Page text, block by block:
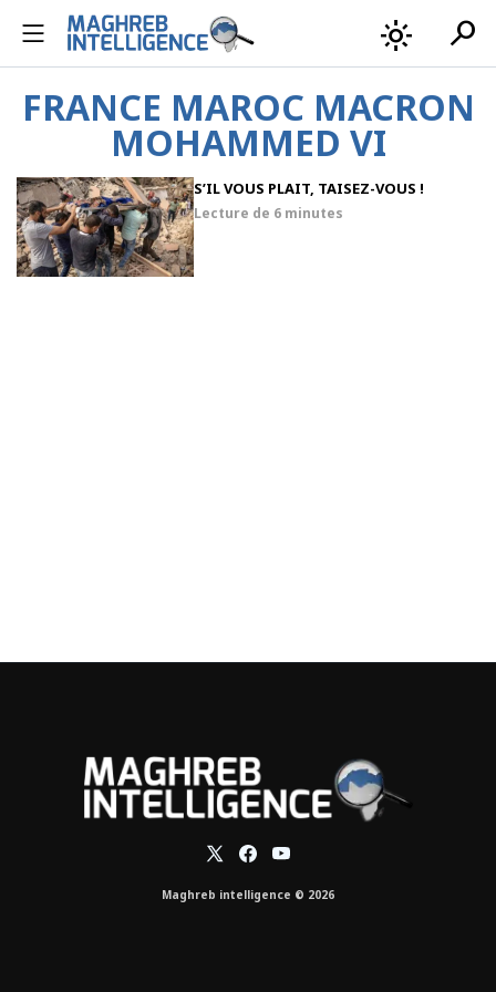
light_mode search
FRANCE MAROC MACRON
MOHAMMED VI
S’IL VOUS PLAIT, TAISEZ-VOUS !
Lecture de 6 minutes
Maghreb intelligence © 2026